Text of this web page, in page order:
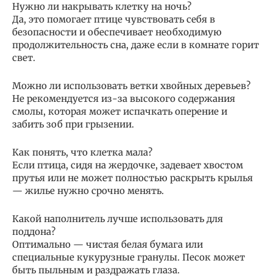
Нужно ли накрывать клетку на ночь?
Да, это помогает птице чувствовать себя в
безопасности и обеспечивает необходимую
продолжительность сна, даже если в комнате горит
свет.
Можно ли использовать ветки хвойных деревьев?
Не рекомендуется из-за высокого содержания
смолы, которая может испачкать оперение и
забить зоб при грызении.
Как понять, что клетка мала?
Если птица, сидя на жердочке, задевает хвостом
прутья или не может полностью раскрыть крылья
— жилье нужно срочно менять.
Какой наполнитель лучше использовать для
поддона?
Оптимально — чистая белая бумага или
специальные кукурузные гранулы. Песок может
быть пыльным и раздражать глаза.